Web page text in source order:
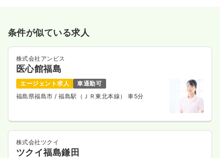
条件が似ている求人
株式会社アンビス
医心館福島
エージェント求人
車通勤可
福島県福島市 / 福島駅（ＪＲ東北本線） 車5分
株式会社ツクイ
ツクイ福島鎌田